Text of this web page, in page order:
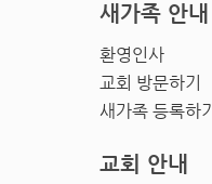
새가족 안내
환영인사
교회 방문하기
새가족 등록하기
교회 안내